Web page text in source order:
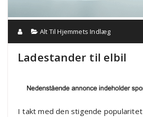
Alt Til Hjemmets Indlæg
Ladestander til elbil
I takt med den stigende